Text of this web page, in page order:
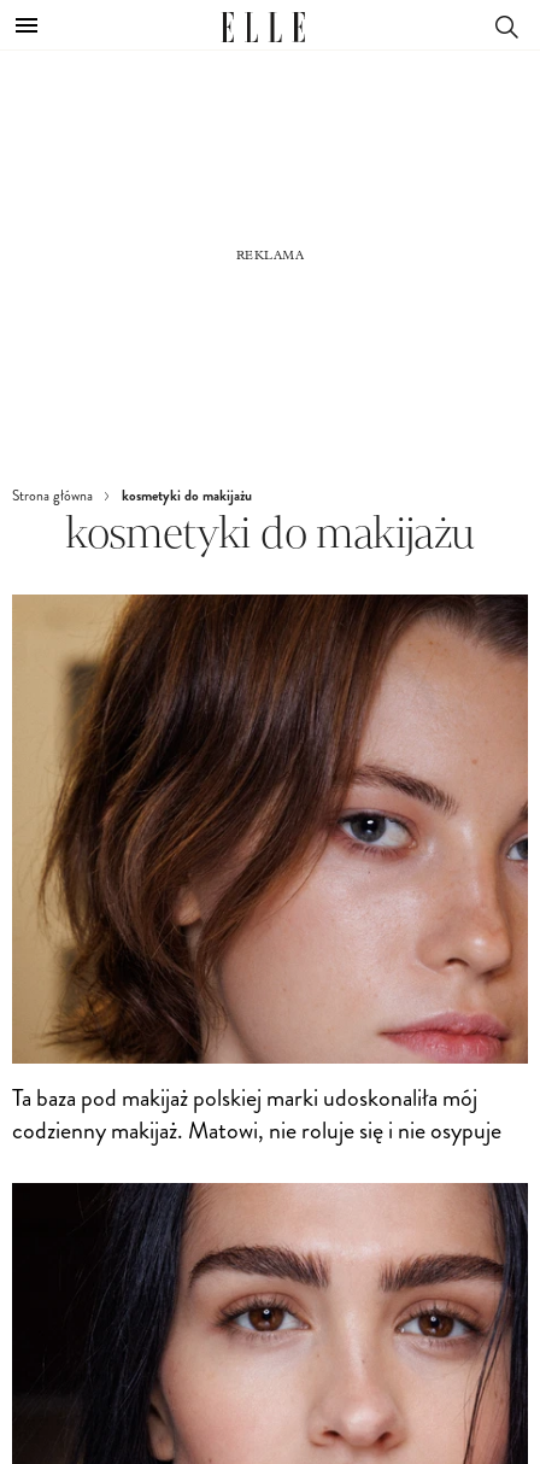
Strona główna kosmetyki do makijażu
kosmetyki do makijażu
Ta baza pod makijaż polskiej marki udoskonaliła mój
codzienny makijaż. Matowi, nie roluje się i nie osypuje